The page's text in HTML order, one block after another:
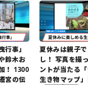
行事」
鈴木お
！ 1300
宮の伝
夏休みは親子
し！ 写真を撮
ントが当たる
生き物マップ